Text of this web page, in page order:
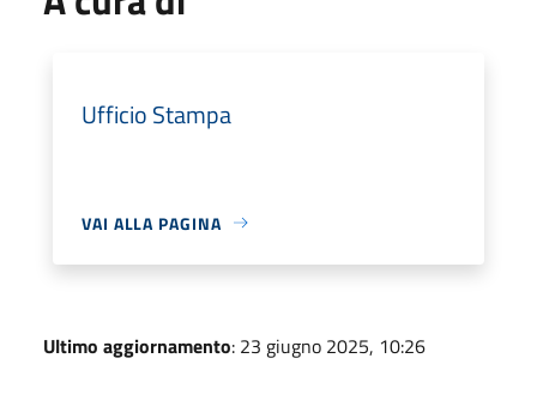
Ufficio Stampa
VAI ALLA PAGINA
Ultimo aggiornamento: 23 giugno 2025, 10:26